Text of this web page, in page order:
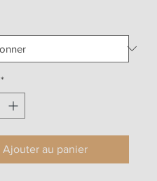
*
Ajouter au panier